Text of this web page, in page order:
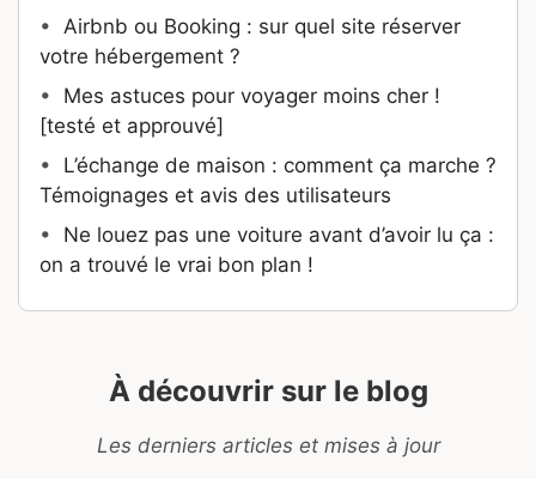
• Airbnb ou Booking : sur quel site réserver
votre hébergement ?
• Mes astuces pour voyager moins cher !
[testé et approuvé]
• L’échange de maison : comment ça marche ?
Témoignages et avis des utilisateurs
• Ne louez pas une voiture avant d’avoir lu ça :
on a trouvé le vrai bon plan !
À découvrir sur le blog
Les derniers articles et mises à jour